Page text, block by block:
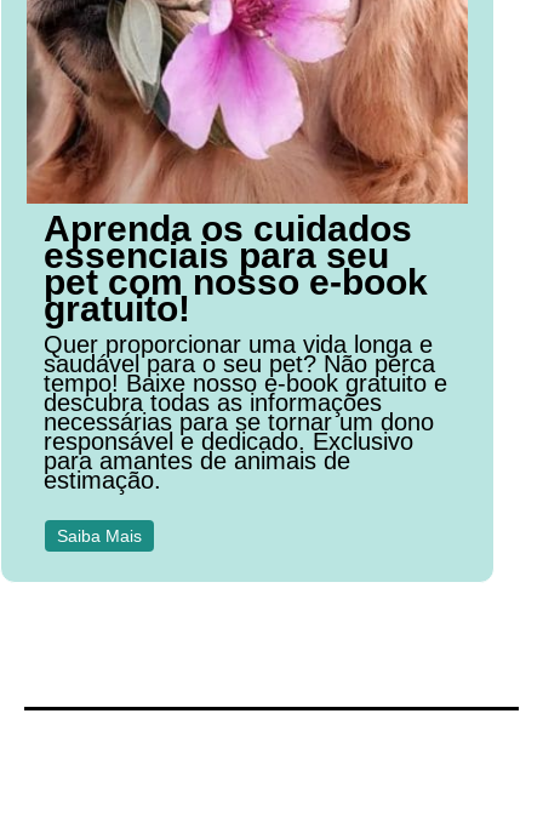
Aprenda os cuidados
essenciais para seu
pet com nosso e-book
gratuito!
Quer proporcionar uma vida longa e
saudável para o seu pet? Não perca
tempo! Baixe nosso e-book gratuito e
descubra todas as informações
necessárias para se tornar um dono
responsável e dedicado. Exclusivo
para amantes de animais de
estimação.
Saiba Mais